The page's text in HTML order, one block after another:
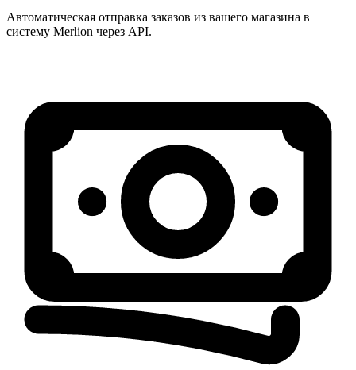
Автоматическая отправка заказов из вашего магазина в
систему Merlion через API.